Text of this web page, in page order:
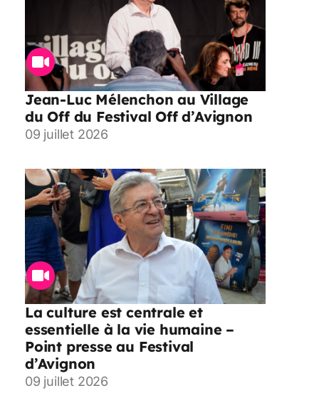
Jean-Luc Mélenchon au Village
du Off du Festival Off d’Avignon
09 juillet 2026
La culture est centrale et
essentielle à la vie humaine –
Point presse au Festival
d’Avignon
09 juillet 2026